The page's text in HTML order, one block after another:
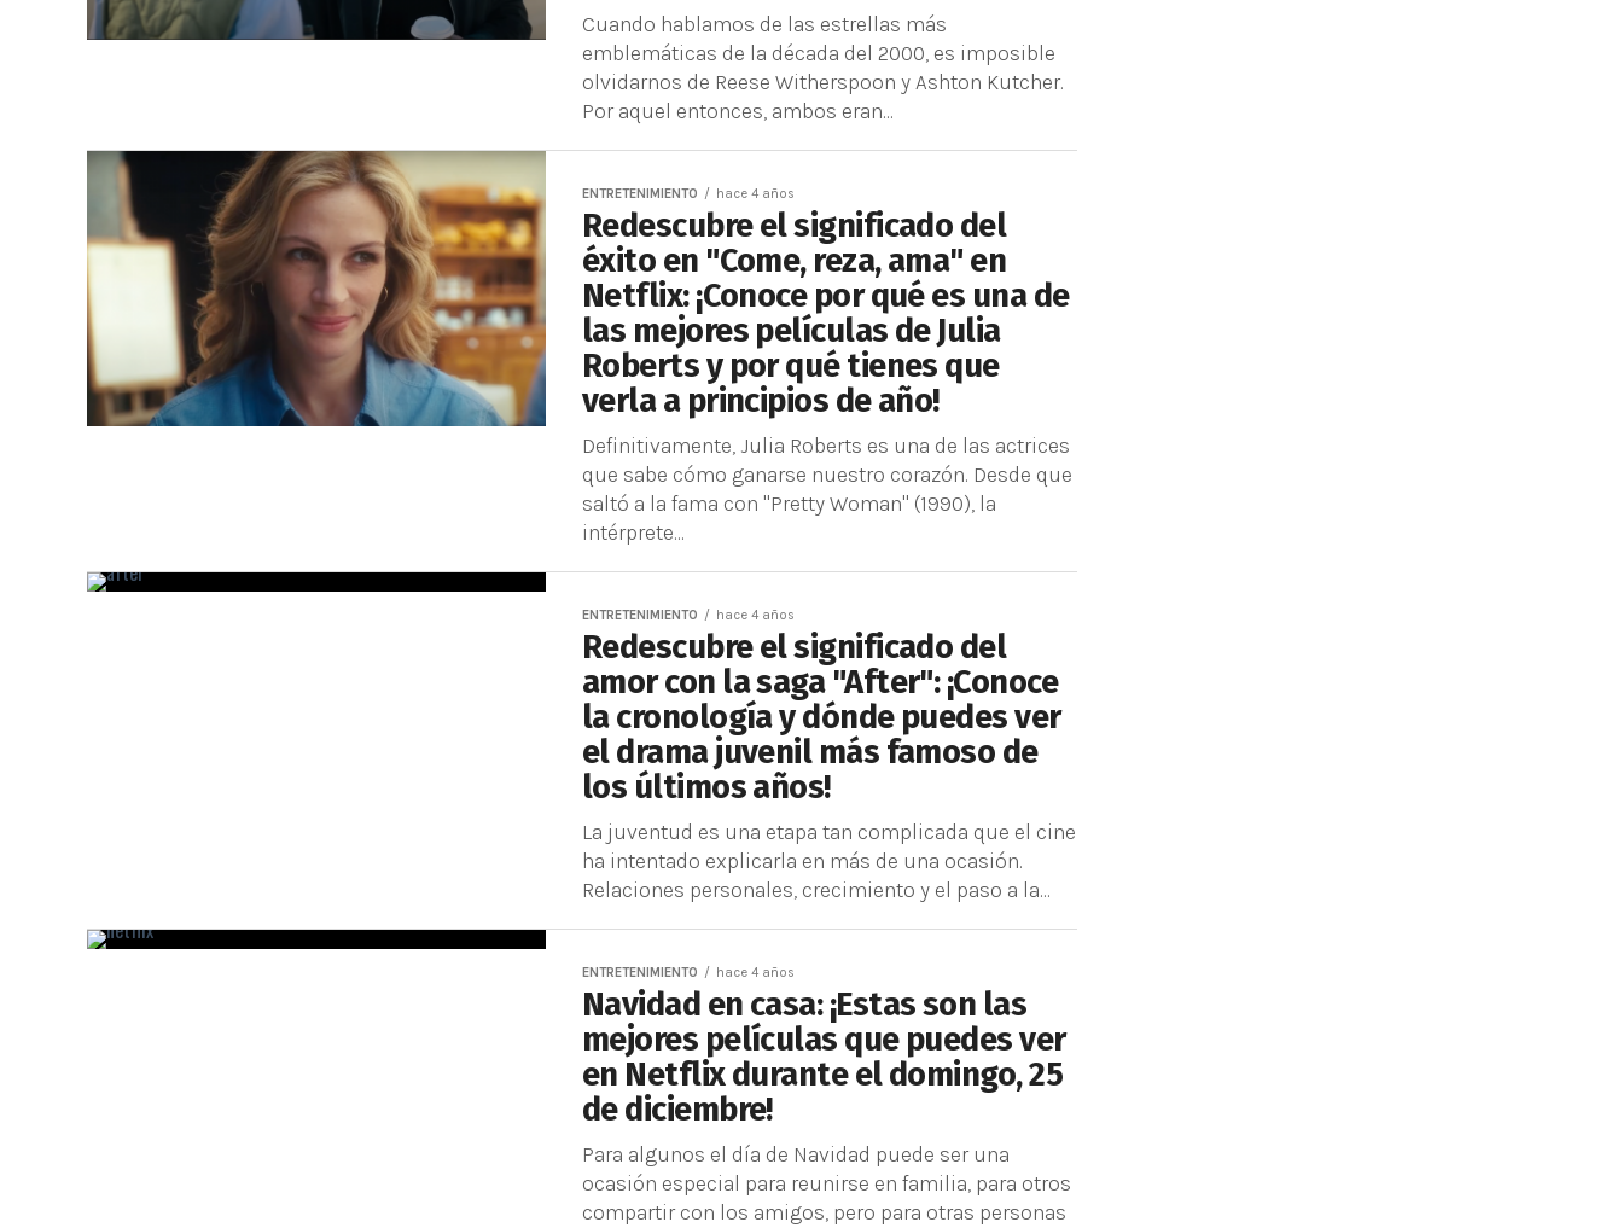
Cuando hablamos de las estrellas más
emblemáticas de la década del 2000, es imposible
olvidarnos de Reese Witherspoon y Ashton Kutcher.
Por aquel entonces, ambos eran...
ENTRETENIMIENTO hace 4 años
Redescubre el significado del
éxito en "Come, reza, ama" en
Netflix: ¡Conoce por qué es una de
las mejores películas de Julia
Roberts y por qué tienes que
verla a principios de año!
Definitivamente, Julia Roberts es una de las actrices
que sabe cómo ganarse nuestro corazón. Desde que
saltó a la fama con "Pretty Woman" (1990), la
intérprete...
ENTRETENIMIENTO hace 4 años
Redescubre el significado del
amor con la saga "After": ¡Conoce
la cronología y dónde puedes ver
el drama juvenil más famoso de
los últimos años!
La juventud es una etapa tan complicada que el cine
ha intentado explicarla en más de una ocasión.
Relaciones personales, crecimiento y el paso a la...
ENTRETENIMIENTO hace 4 años
Navidad en casa: ¡Estas son las
mejores películas que puedes ver
en Netflix durante el domingo, 25
de diciembre!
Para algunos el día de Navidad puede ser una
ocasión especial para reunirse en familia, para otros
compartir con los amigos, pero para otras personas